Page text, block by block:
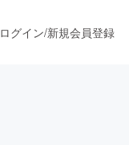
ログイン/新規会員登録